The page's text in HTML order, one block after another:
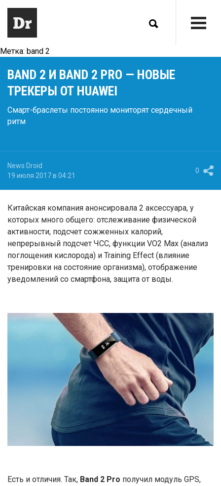
Метка: band 2
BAND 2 И BAND 2 PRO — НОВЫЕ
ТРЕКЕРЫ ОТ HUAWEI
Смарт-браслеты постоянно мониторят сердечный
ритм
News Droid
19 июля 2017 в 04:21
0
Китайская компания анонсировала 2 аксессуара, у
которых много общего: отслеживание физической
активности, подсчет сожженных калорий,
непрерывный подсчет ЧСС, функции VO2 Max (анализ
поглощения кислорода) и Training Effect (влияние
тренировки на состояние организма), отображение
уведомлений со смартфона, защита от воды.
Есть и отличия. Так, Band 2 Pro получил модуль GPS,